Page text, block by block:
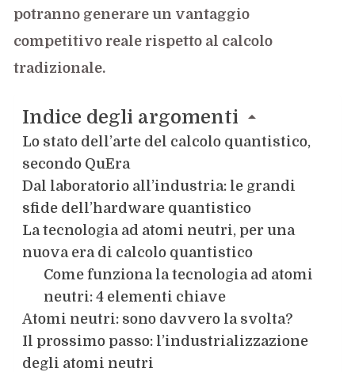
potranno generare un vantaggio
competitivo reale rispetto al calcolo
tradizionale.
Indice degli argomenti
Lo stato dell’arte del calcolo quantistico,
secondo QuEra
Dal laboratorio all’industria: le grandi
sfide dell’hardware quantistico
La tecnologia ad atomi neutri, per una
nuova era di calcolo quantistico
Come funziona la tecnologia ad atomi
neutri: 4 elementi chiave
Atomi neutri: sono davvero la svolta?
Il prossimo passo: l’industrializzazione
degli atomi neutri